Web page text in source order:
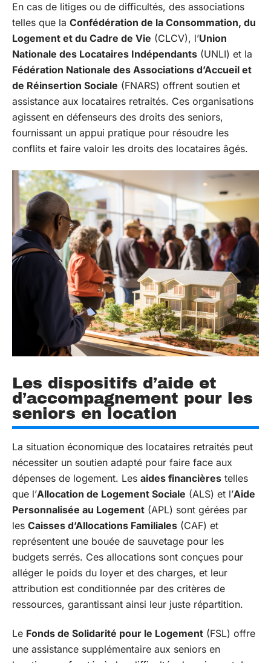
En cas de litiges ou de difficultés, des associations
telles que la Confédération de la Consommation, du
Logement et du Cadre de Vie (CLCV), l’Union
Nationale des Locataires Indépendants (UNLI) et la
Fédération Nationale des Associations d’Accueil et
de Réinsertion Sociale (FNARS) offrent soutien et
assistance aux locataires retraités. Ces organisations
agissent en défenseurs des droits des seniors,
fournissant un appui pratique pour résoudre les
conflits et faire valoir les droits des locataires âgés.
Les dispositifs d’aide et
d’accompagnement pour les
seniors en location
La situation économique des locataires retraités peut
nécessiter un soutien adapté pour faire face aux
dépenses de logement. Les aides financières telles
que l’Allocation de Logement Sociale (ALS) et l’Aide
Personnalisée au Logement (APL) sont gérées par
les Caisses d’Allocations Familiales (CAF) et
représentent une bouée de sauvetage pour les
budgets serrés. Ces allocations sont conçues pour
alléger le poids du loyer et des charges, et leur
attribution est conditionnée par des critères de
ressources, garantissant ainsi leur juste répartition.
Le Fonds de Solidarité pour le Logement (FSL) offre
une assistance supplémentaire aux seniors en